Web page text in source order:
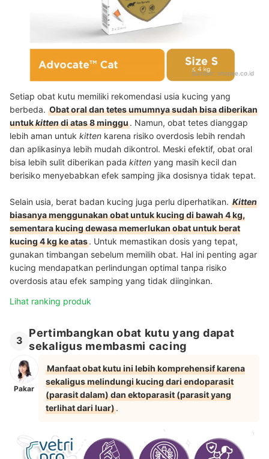
Sumber: shopee.co.id
Setiap obat kutu memiliki rekomendasi usia kucing yang
berbeda. Obat oral dan tetes umumnya sudah bisa diberikan
untukkittendi atas 8 minggu. Namun, obat tetes dianggap
lebih aman untuk kitten karena risiko overdosis lebih rendah
dan aplikasinya lebih mudah dikontrol. Meski efektif, obat oral
bisa lebih sulit diberikan pada kitten yang masih kecil dan
berisiko menyebabkan efek samping jika dosisnya tidak tepat.
Selain usia, berat badan kucing juga perlu diperhatikan. Kitten
biasanya menggunakan obat untuk kucing di bawah 4 kg,
sementara kucing dewasa memerlukan obat untuk berat
kucing 4 kg ke atas. Untuk memastikan dosis yang tepat,
gunakan timbangan sebelum memilih obat. Hal ini penting agar
kucing mendapatkan perlindungan optimal tanpa risiko
overdosis atau efek samping yang tidak diinginkan.
Lihat ranking produk
3
Pertimbangkan obat kutu yang dapat
sekaligus membasmi cacing
Pakar
Manfaat obat kutu ini lebih komprehensif karena
sekaligus melindungi kucing dari endoparasit
(parasit dalam) dan ektoparasit (parasit yang
terlihat dari luar).